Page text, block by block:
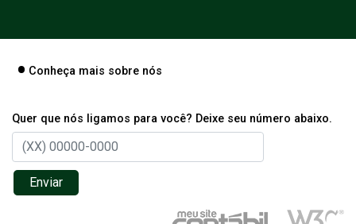
Conheça mais sobre nós
Quer que nós ligamos para você? Deixe seu número abaixo.
Enviar